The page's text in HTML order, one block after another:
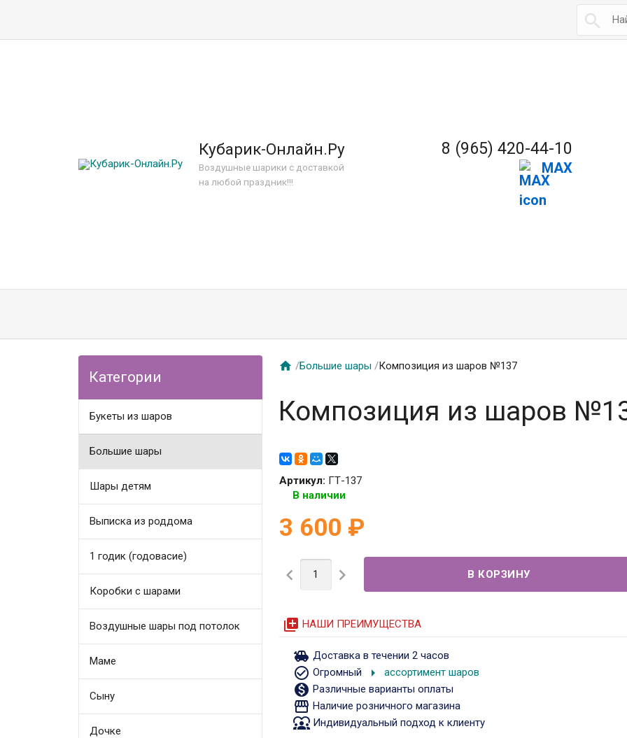

Кубарик-Онлайн.Ру
Воздушные шарики с доставкой
на любой праздник!!!
8 (965) 420-44-10
MAX
Категории
Букеты из шаров
Большие шары
Шары детям
Выписка из роддома
1 годик (годовасие)
Коробки с шарами
Воздушные шары под потолок
Маме
Сыну
Дочке
 /Большие шары /Композиция из шаров №137
Композиция из шаров
Артикул: ГТ-137
В наличии
3 600 ₽
 
queue НАШИ ПРЕИМУЩЕСТВА
toys Доставка в течении 2 часов
check_circle_outline Огромный arrow_right ассортимент шаров
monetization_on Различные варианты оплаты
storefront Наличие розничного магазина
diversity_1Индивидуальный подход к клиенту